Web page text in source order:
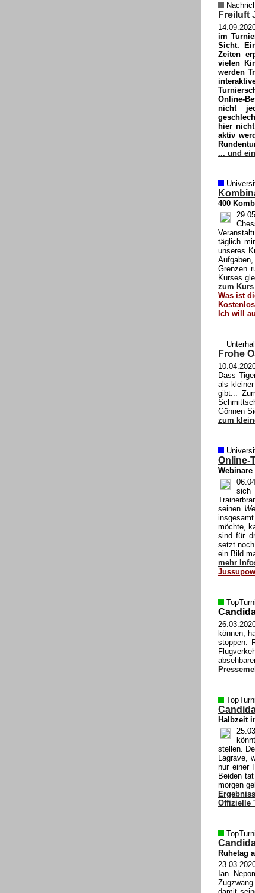
Freiluft
im
Sicht.
Zeiten
vielen
werden
Online-
nicht
hier
aktiv
... und
400
täglich
unseres
Grenzen
Kurses
zum
Was ist
Ich will
Frohe
Dass
als
gibt...
Gönnen
zum
Online-
sich
seinen
möchte,
sind für
setzt
ein Bild
mehr
können,
stoppen.
Halbzeit
stellen.
Lagrave,
nur einer
Beiden
morgen
Offizielle
Ruhetag
Ian